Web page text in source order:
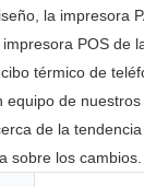
la impresora
POS de
térmico de
equipo de
de la
sobre los cambios.